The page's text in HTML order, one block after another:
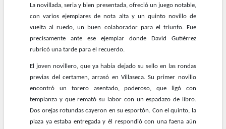
La novillada, seria y bien presentada, ofreció un juego notable,
con varios ejemplares de nota alta y un quinto novillo de
vuelta al ruedo, un buen colaborador para el triunfo. Fue
precisamente ante ese ejemplar donde David Gutiérrez
rubricó una tarde para el recuerdo.
El joven novillero, que ya había dejado su sello en las rondas
previas del certamen, arrasó en Villaseca. Su primer novillo
encontró un torero asentado, poderoso, que ligó con
templanza y que remató su labor con un espadazo de libro.
Dos orejas rotundas cayeron en su esportón. Con el quinto, la
plaza ya estaba entregada y él respondió con una faena aún